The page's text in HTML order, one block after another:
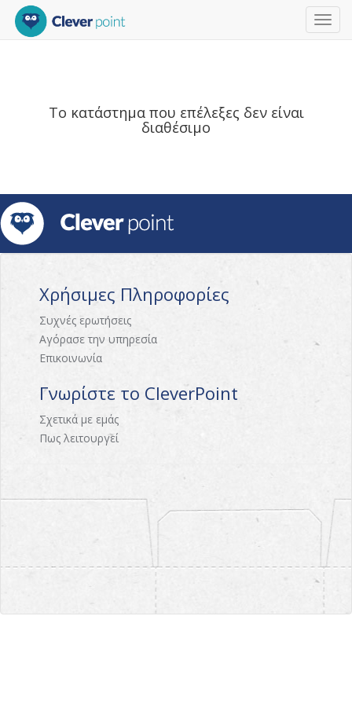
Το κατάστημα που επέλεξες δεν είναι
διαθέσιμο
Χρήσιμες Πληροφορίες
Συχνές ερωτήσεις
Αγόρασε την υπηρεσία
Επικοινωνία
Γνωρίστε το CleverPoint
Σχετικά με εμάς
Πως λειτουργεί